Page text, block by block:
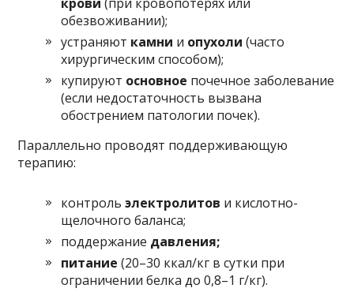
обезвоживании);
устраняют камни и опухоли (часто
хирургическим способом);
купируют основное почечное заболевание
(если недостаточность вызвана
обострением патологии почек).
Параллельно проводят поддерживающую
терапию:
контрольэлектролитов и кислотно-
щелочного баланса;
поддержание давления;
питание (20–30 ккал/кг в сутки при
ограничении белка до 0,8–1 г/кг).